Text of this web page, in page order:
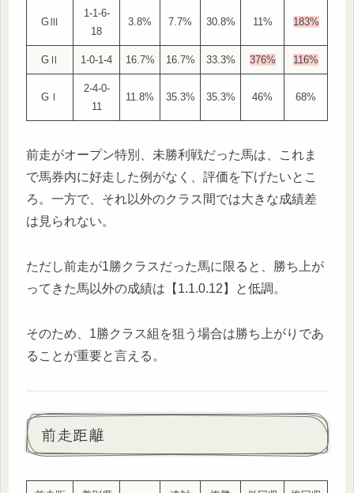
GⅢ
1-1-6-
18
3.8% 7.7% 30.8% 11% 183%
GⅡ 1-0-1-4 16.7% 16.7% 33.3% 376% 116%
GⅠ
2-4-0-
11
11.8% 35.3% 35.3% 46% 68%
前走がオープン特別、未勝利戦だった馬は、これま
で馬券内に好走した例がなく、評価を下げたいとこ
ろ。一方で、それ以外のクラス間では大きな成績差
は見られない。
ただし前走が1勝クラスだった馬に限ると、勝ち上が
ってきた馬以外の成績は【1.1.0.12】と低調。
そのため、1勝クラス組を狙う場合は勝ち上がりであ
ることが重要と言える。
前走距離